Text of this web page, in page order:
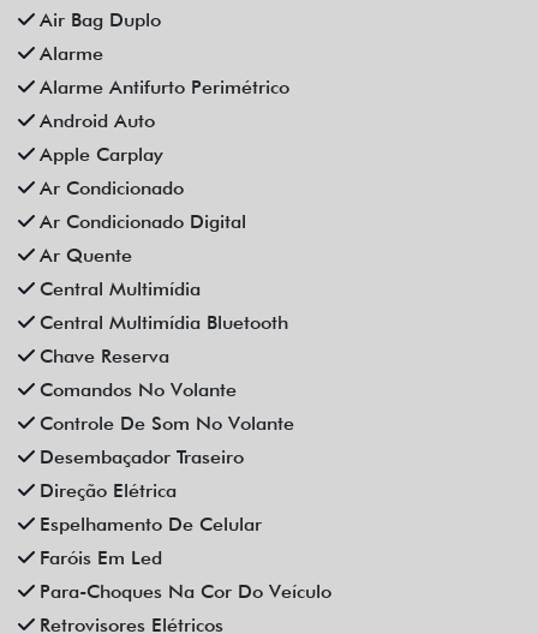
Air Bag Duplo
Alarme
Alarme Antifurto Perimétrico
Android Auto
Apple Carplay
Ar Condicionado
Ar Condicionado Digital
Ar Quente
Central Multimídia
Central Multimídia Bluetooth
Chave Reserva
Comandos No Volante
Controle De Som No Volante
Desembaçador Traseiro
Direção Elétrica
Espelhamento De Celular
Faróis Em Led
Para-Choques Na Cor Do Veículo
Retrovisores Elétricos